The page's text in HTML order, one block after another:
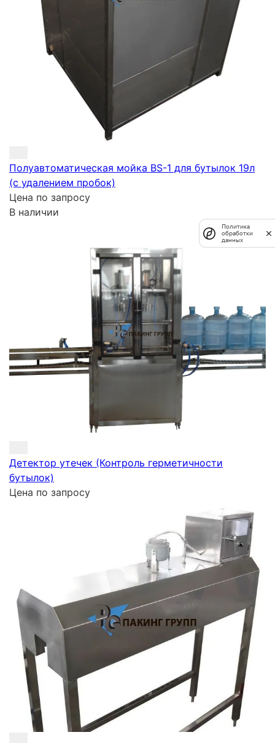
Полуавтоматическая мойка BS-1 для бутылок 19л
(с удалением пробок)
Цена по запросу
В наличии
Детектор утечек (Контроль герметичности
бутылок)
Цена по запросу
Политика
обработки
данных